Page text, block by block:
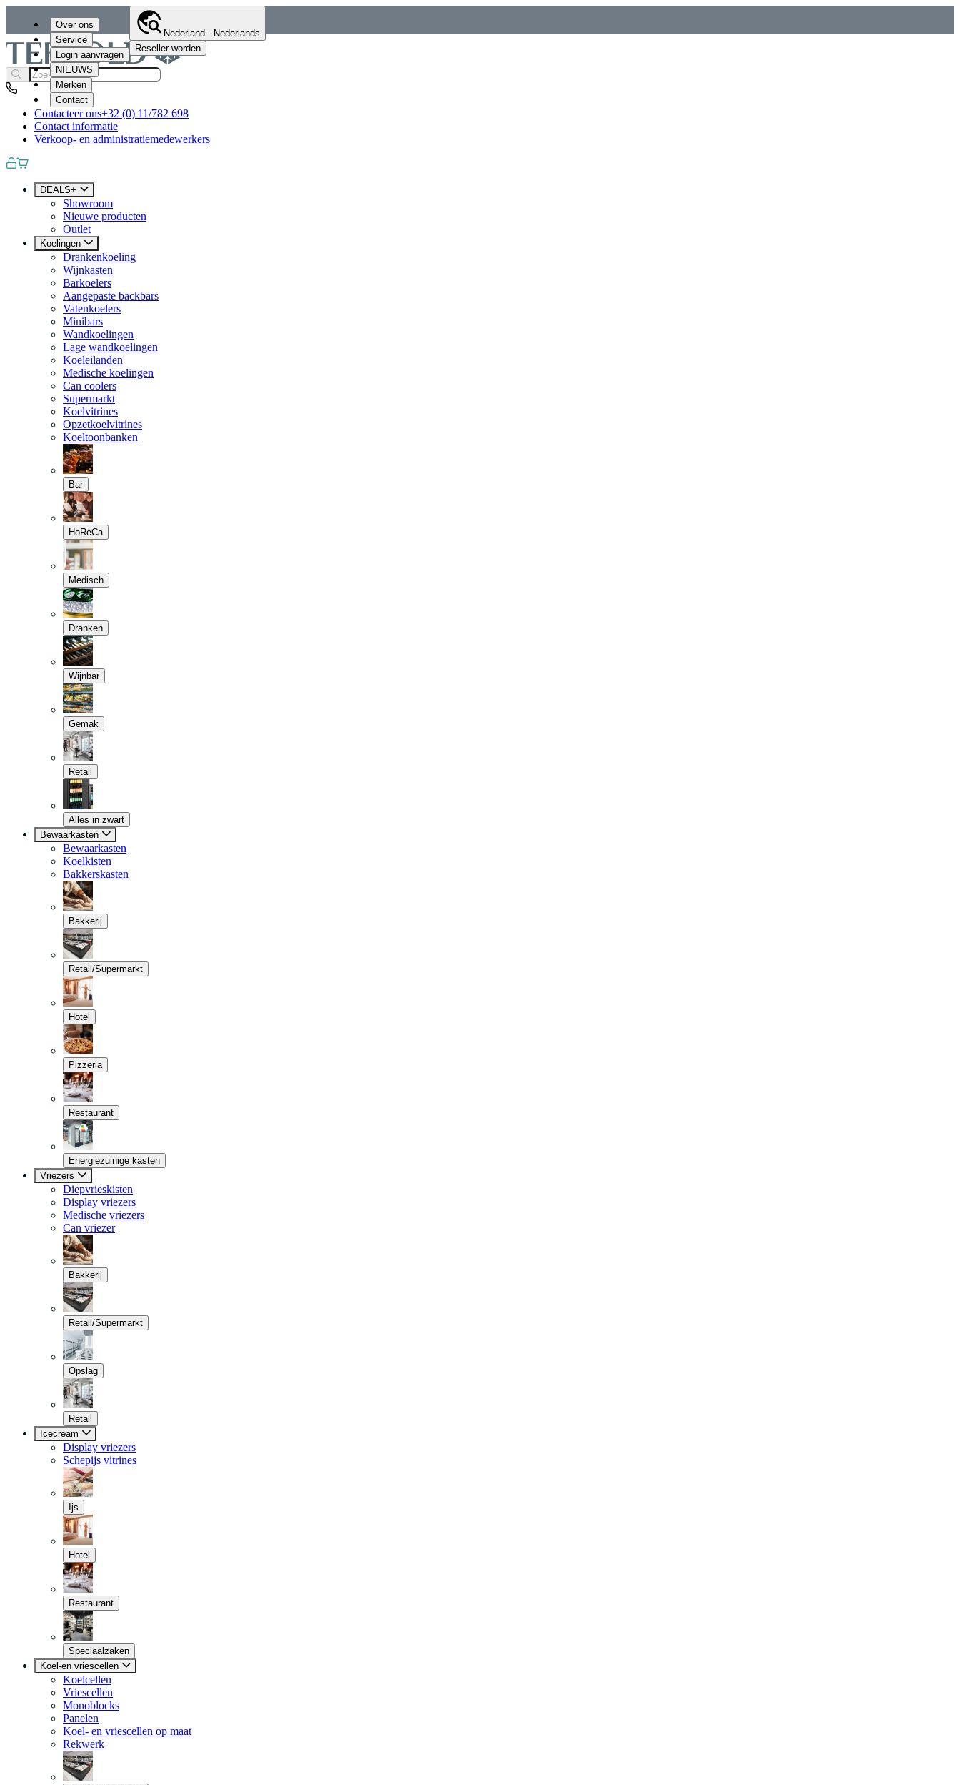
Over ons
Service
Login aanvragen
NIEUWS
Merken
Contact
Nederland - Nederlands
Reseller worden
Contacteer ons+32 (0) 11/782 698
Contact informatie
Verkoop- en administratiemedewerkers
DEALS+
Showroom
Nieuwe producten
Outlet
Koelingen
Drankenkoeling
Wijnkasten
Barkoelers
Aangepaste backbars
Vatenkoelers
Minibars
Wandkoelingen
Lage wandkoelingen
Koeleilanden
Medische koelingen
Can coolers
Supermarkt
Koelvitrines
Opzetkoelvitrines
Koeltoonbanken
Bar
HoReCa
Medisch
Dranken
Wijnbar
Gemak
Retail
Alles in zwart
Bewaarkasten
Bewaarkasten
Koelkisten
Bakkerskasten
Bakkerij
Retail/Supermarkt
Hotel
Pizzeria
Restaurant
Energiezuinige kasten
Vriezers
Diepvrieskisten
Display vriezers
Medische vriezers
Can vriezer
Bakkerij
Retail/Supermarkt
Opslag
Retail
Icecream
Display vriezers
Schepijs vitrines
Ijs
Hotel
Restaurant
Speciaalzaken
Koel-en vriescellen
Koelcellen
Vriescellen
Monoblocks
Panelen
Koel- en vriescellen op maat
Rekwerk